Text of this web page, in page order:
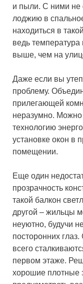
и пыли. С ними не
лоджию в
находиться в
ведь температура
выше, чем на
Даже если вы
проблему.
прилегающей
неразумно. Можно
технологию
установке окон в
помещении.
Еще один
прозрачность
такой балкон
другой – жильцы
неуютно, будучи
посторонних
всего
первом этаже.
хорошие плотные